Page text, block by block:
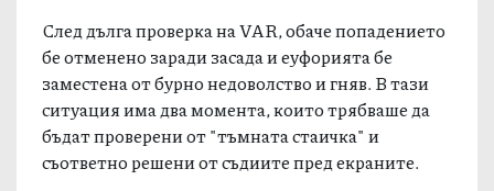
След дълга проверка на VAR, обаче попадението
бе отменено заради засада и еуфорията бе
заместена от бурно недоволство и гняв. В тази
ситуация има два момента, които трябваше да
бъдат проверени от "тъмната стаичка" и
съответно решени от съдиите пред екраните.